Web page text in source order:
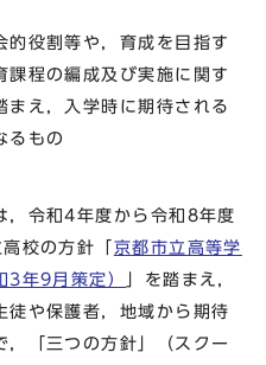
役割等や，育成を目指す
課程の編成及び実施に関す
まえ，入学時に期待される
るもの
令和4年度から令和8年度
校の方針「 京都市立高等学
3年9月策定）
」を踏まえ，
徒や保護者，地域から期待
，「三つの方針」（スクー